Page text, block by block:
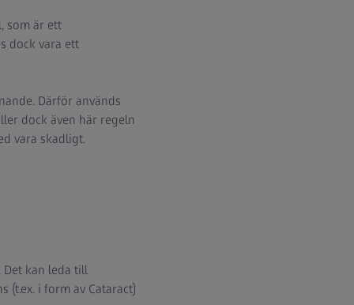
som är ett
dock vara ett
Därför används
dock även här regeln
vara skadligt.
kan leda till
i form av Cataract)